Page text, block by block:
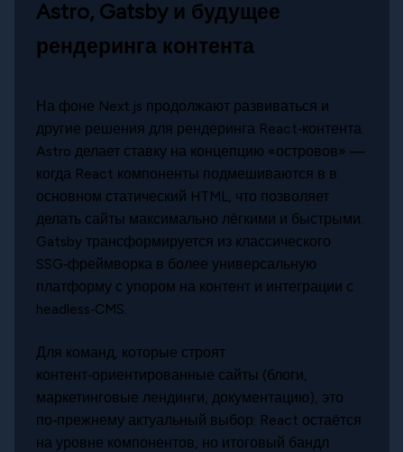
Astro, Gatsby и будущее
рендеринга контента
На фоне Next.js продолжают развиваться и
другие решения для рендеринга React‑контента.
Astro делает ставку на концепцию «островов» —
когда React компоненты подмешиваются в в
основном статический HTML, что позволяет
делать сайты максимально лёгкими и быстрыми.
Gatsby трансформируется из классического
SSG‑фреймворка в более универсальную
платформу с упором на контент и интеграции с
headless‑CMS.
Для команд, которые строят
контент‑ориентированные сайты (блоги,
маркетинговые лендинги, документацию), это
по‑прежнему актуальный выбор: React остаётся
на уровне компонентов, но итоговый бандл